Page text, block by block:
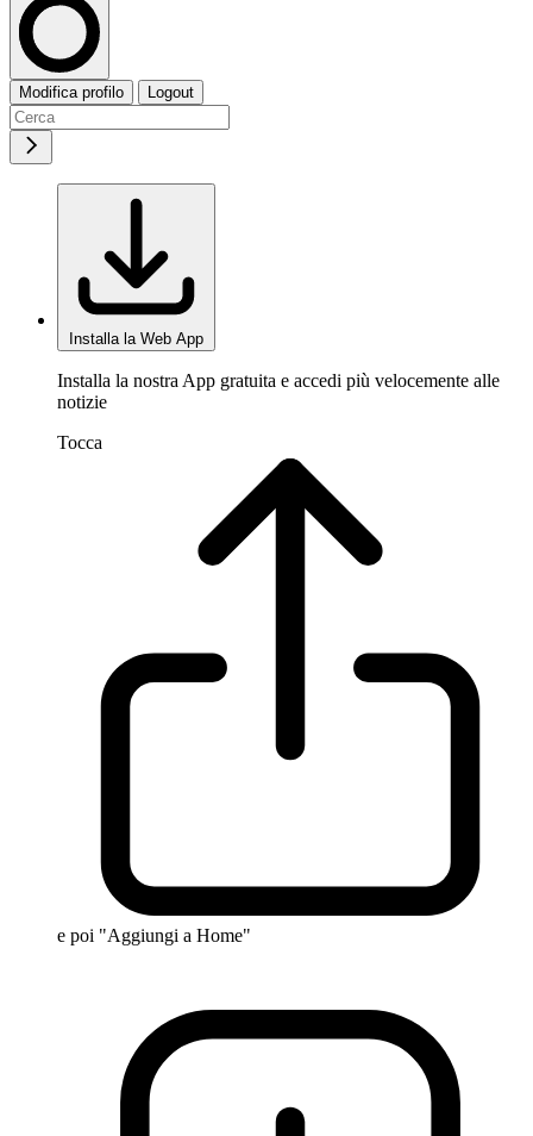
Modifica profilo Logout
Installa la Web App
Installa la nostra App gratuita e accedi più velocemente alle
notizie
Tocca
e poi "Aggiungi a Home"